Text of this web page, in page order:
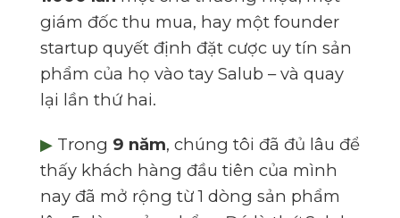
giám đốc thu mua, hay một founder
startup quyết định đặt cược uy tín sản
phẩm của họ vào tay Salub – và quay
lại lần thứ hai.
▶ Trong 9 năm, chúng tôi đã đủ lâu để
thấy khách hàng đầu tiên của mình
nay đã mở rộng từ 1 dòng sản phẩm